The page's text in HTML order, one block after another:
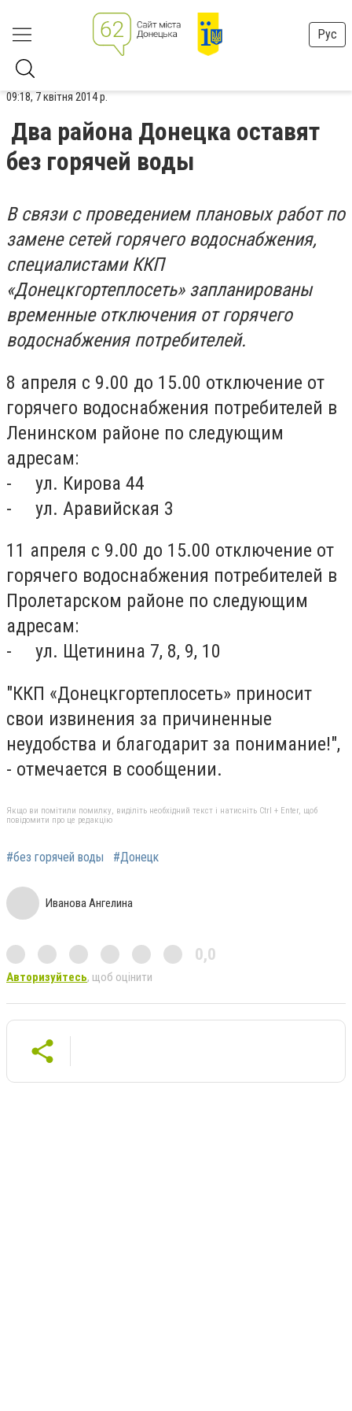
Рус
09:18, 7 квітня 2014 р.
Два района Донецка оставят
без горячей воды
В связи с проведением плановых работ по
замене сетей горячего водоснабжения,
специалистами ККП
«Донецкгортеплосеть» запланированы
временные отключения от горячего
водоснабжения потребителей.
8 апреля с 9.00 до 15.00 отключение от
горячего водоснабжения потребителей в
Ленинском районе по следующим
адресам:
- ул. Кирова 44
- ул. Аравийская 3
11 апреля с 9.00 до 15.00 отключение от
горячего водоснабжения потребителей в
Пролетарском районе по следующим
адресам:
- ул. Щетинина 7, 8, 9, 10
"ККП «Донецкгортеплосеть» приносит
свои извинения за причиненные
неудобства и благодарит за понимание!",
- отмечается в сообщении.
Якщо ви помітили помилку, виділіть необхідний текст і натисніть Ctrl + Enter, щоб
повідомити про це редакцію
#без горячей воды #Донецк
Иванова Ангелина
0,0
Авторизуйтесь, щоб оцінити